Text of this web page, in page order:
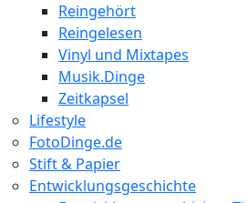
Reingehört
Reingelesen
Vinyl und Mixtapes
Musik.Dinge
Zeitkapsel
Lifestyle
FotoDinge.de
Stift & Papier
Entwicklungsgeschichte